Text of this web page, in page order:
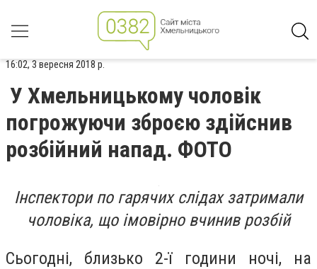
16:02, 3 вересня 2018 р.
У Хмельницькому чоловік
погрожуючи зброєю здійснив
розбійний напад. ФОТО
Інспектори по гарячих слідах затримали
чоловіка, що імовірно вчинив розбій
Сьогодні, близько 2-ї години ночі, на